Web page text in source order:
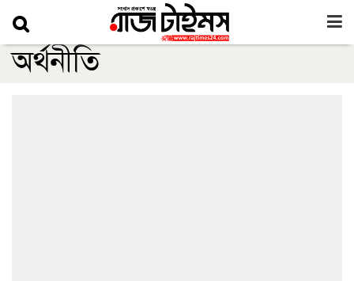
অর্থনীতি